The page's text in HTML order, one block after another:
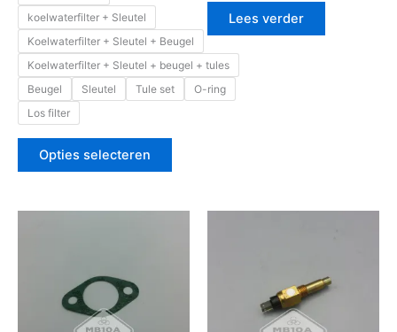
koelwaterfilter + Sleutel
Koelwaterfilter + Sleutel + Beugel
Koelwaterfilter + Sleutel + beugel + tules
Beugel
Sleutel Tule set
O-ring
Los filter
Opties selecteren
Lees verder